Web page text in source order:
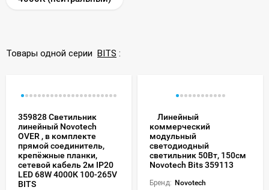
Товары одной серии BITS :
359828 Светильник
линейный Novotech
OVER , в комплекте
прямой соединитель,
крепёжные планки,
сетевой кабель 2м IP20
LED 68W 4000К 100-265V
BITS
Линейный
коммерческий
модульный
светодиодный
светильник 50Вт, 150см
Novotech Bits 359113
Бренд: Novotech